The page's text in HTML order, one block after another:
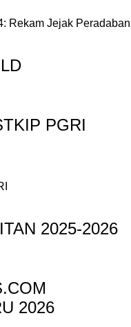
Rekam Jejak
PGRI
2025-2026
2026